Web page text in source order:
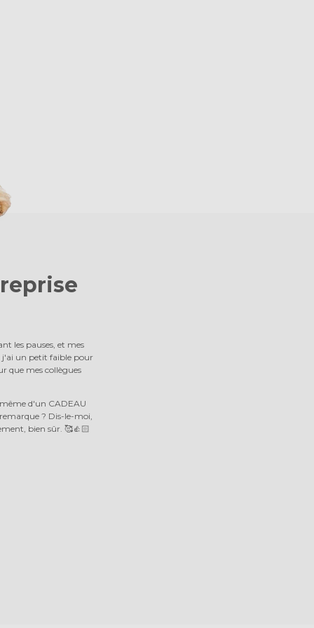
les pauses, et mes
j'ai un petit faible pour
que mes collègues
d'un CADEAU
? Dis-le-moi,
bien sûr. 🥰👍🏻